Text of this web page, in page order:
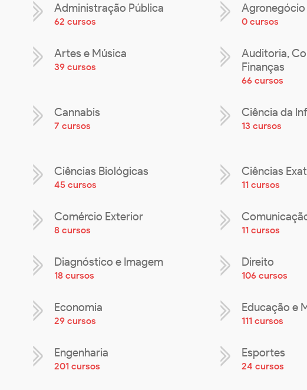
Administração Pública
62 cursos
Agronegócio
0 cursos
Artes e Música
39 cursos
Auditoria,
Finanças
66 cursos
Cannabis
7 cursos
Ciência da
13 cursos
Ciências Biológicas
45 cursos
Ciências
11 cursos
Comércio Exterior
8 cursos 11 cursos
Diagnóstico e Imagem
18 cursos
Direito
106 cursos
Economia
29 cursos
Educação e
111 cursos
Engenharia
201 cursos
Esportes
24 cursos